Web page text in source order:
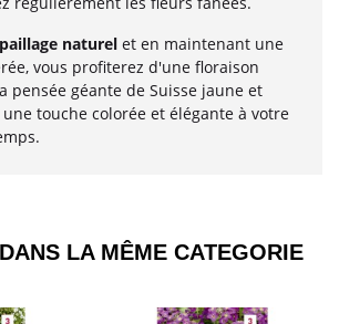
paillage naturel et en maintenant une
vous profiterez d'une floraison
pensée géante de Suisse jaune et
touche colorée et élégante à votre
LA MÊME CATEGORIE​